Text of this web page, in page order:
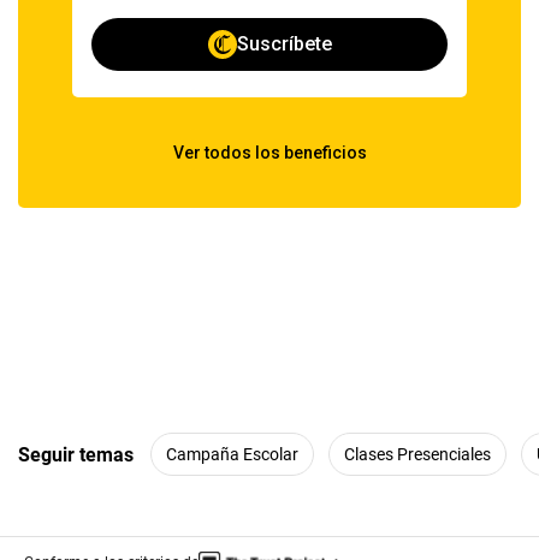
Seguir temas Campaña Escolar Clases Presenciales